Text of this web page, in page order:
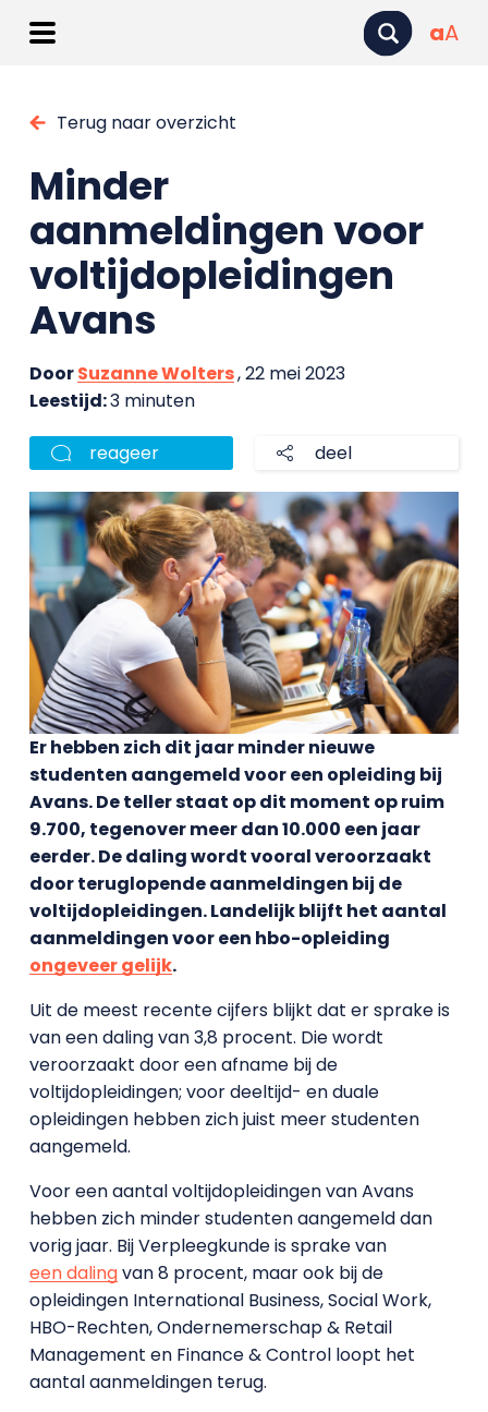
aA
Terug naar overzicht
Minder
aanmeldingen voor
voltijdopleidingen
Avans
DoorSuzanne Wolters, 22 mei 2023
Leestijd:3 minuten
reageer deel
Er hebben zich dit jaar minder nieuwe
studenten aangemeld voor een opleiding bij
Avans. De teller staat op dit moment op ruim
9.700, tegenover meer dan 10.000 een jaar
eerder. De daling wordt vooral veroorzaakt
door teruglopende aanmeldingen bij de
voltijdopleidingen. Landelijk blijft het aantal
aanmeldingen voor een hbo-opleiding
ongeveer gelijk.
Uit de meest recente cijfers blijkt dat er sprake is
van een daling van 3,8 procent. Die wordt
veroorzaakt door een afname bij de
voltijdopleidingen; voor deeltijd- en duale
opleidingen hebben zich juist meer studenten
aangemeld.
Voor een aantal voltijdopleidingen van Avans
hebben zich minder studenten aangemeld dan
vorig jaar. Bij Verpleegkunde is sprake van
een dalingvan 8 procent, maar ook bij de
opleidingen International Business, Social Work,
HBO-Rechten, Ondernemerschap & Retail
Management en Finance & Control loopt het
aantal aanmeldingen terug.